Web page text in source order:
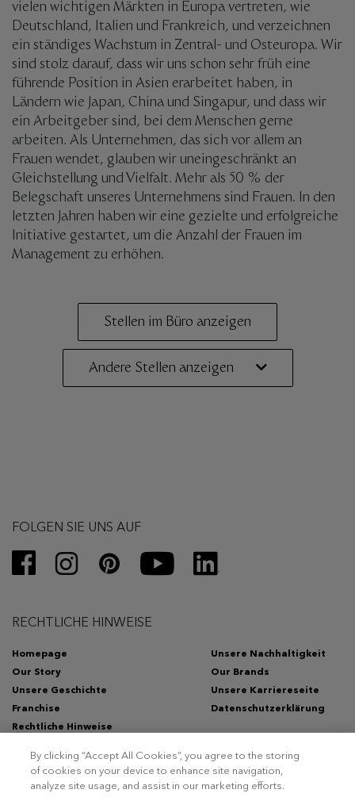
vielen wichtigen Märkten in Europa vertreten, wie
Deutschland, Italien und Frankreich, und verzeichnen
ein ständiges Wachstum in Zentral- und Osteuropa. Wir
sind stolz darauf, dass wir uns schon sehr früh eine
führende Position in Asien erarbeitet haben, in
Ländern wie Japan, China und Singapur, und dass wir
ein Arbeitgeber sind, bei dem Menschen gerne
arbeiten. Als Unternehmen, das sich vor allem an
Frauen wendet, glauben wir uneingeschränkt an
Gleichstellung und Vielfalt. Mehr als 50 % der
Belegschaft unseres Unternehmens sind Frauen. In den
letzten Jahren haben wir eine gezielte und erfolgreiche
Initiative gestartet, um die Anzahl der Frauen im
Management zu erhöhen.
Stellen im Büro anzeigen
Andere Stellen anzeigen
FOLGEN SIE UNS AUF
RECHTLICHE HINWEISE
Homepage
Unsere Nachhaltigkeit
Our Story
Our Brands
Unsere Geschichte
Unsere Karriereseite
Franchise
Datenschutzerklärung
Rechtliche Hinweise
By clicking “Accept All Cookies”, you agree to the storing
of cookies on your device to enhance site navigation,
analyze site usage, and assist in our marketing efforts.